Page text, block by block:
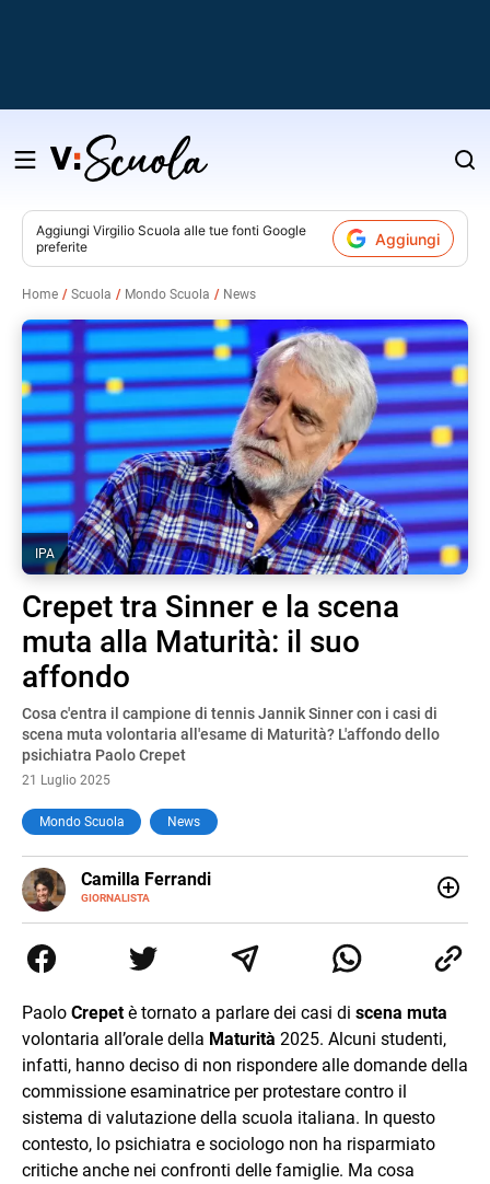
Salta
contenuto
Aggiungi Virgilio Scuola alle tue fonti Google
preferite
Aggiungi
Home Scuola Mondo Scuola News
IPA
Crepet tra Sinner e la scena
muta alla Maturità: il suo
affondo
Cosa c'entra il campione di tennis Jannik Sinner con i casi di
scena muta volontaria all'esame di Maturità? L'affondo dello
psichiatra Paolo Crepet
21 Luglio 2025
Mondo Scuola News
Camilla Ferrandi
GIORNALISTA
E-
MAIL
LINKEDIN
di trasformare la passione per la scrittura in un lavoro, e
da lì non mi sono più fermata. L’attualità è il mio pane
mente.
Paolo Crepetè tornato a parlare dei casi di scena muta
volontaria all’orale della Maturità 2025. Alcuni studenti,
infatti, hanno deciso di non rispondere alle domande della
commissione esaminatrice per protestare contro il
sistema di valutazione della scuola italiana. In questo
contesto, lo psichiatra e sociologo non ha risparmiato
critiche anche nei confronti delle famiglie. Ma cosa